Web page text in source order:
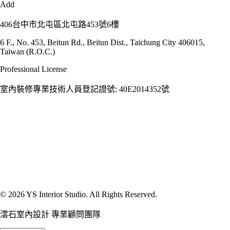
Add
406台中市北屯區北屯路453號6樓
6 F., No. 453, Beitun Rd., Beitun Dist., Taichung City 406015,
Taiwan (R.O.C.)
Professional License
室內裝修專業技術人員登記證號: 40E2014352號
© 2026 YS Interior Studio. All Rights Reserved.
澐石室內設計 專業顧問團隊